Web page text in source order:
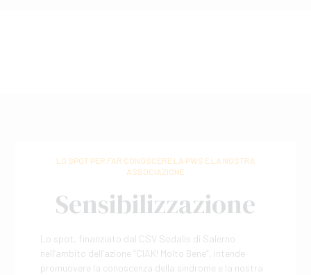
LO SPOT PER FAR CONOSCERE LA PWS E LA NOSTRA
ASSOCIAZIONE
Sensibilizzazione
Lo spot, finanziato dal CSV Sodalis di Salerno
nell’ambito dell’azione “CIAK! Molto Bene”, intende
promuovere la conoscenza della sindrome e la nostra